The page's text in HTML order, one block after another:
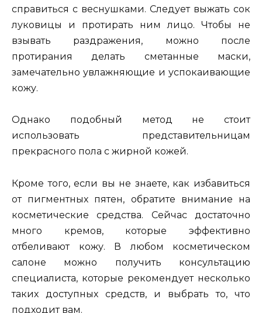
справиться с веснушками. Следует выжать сок
луковицы и протирать ним лицо. Чтобы не
взывать раздражения, можно после
протирания делать сметанные маски,
замечательно увлажняющие и успокаивающие
кожу.
Однако подобный метод не стоит
использовать представительницам
прекрасного пола с жирной кожей.
Кроме того, если вы не знаете, как избавиться
от пигментных пятен, обратите внимание на
косметические средства. Сейчас достаточно
много кремов, которые эффективно
отбеливают кожу. В любом косметическом
салоне можно получить консультацию
специалиста, которые рекомендует несколько
таких доступных средств, и выбрать то, что
подходит вам.